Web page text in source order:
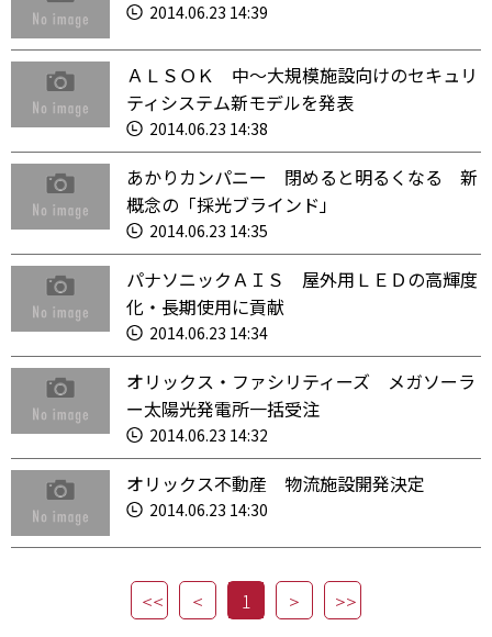
2014.06.23 14:39
ＡＬＳＯＫ 中～大規模施設向けのセキュリ
ティシステム新モデルを発表
2014.06.23 14:38
あかりカンパニー 閉めると明るくなる 新
概念の「採光ブラインド」
2014.06.23 14:35
パナソニックＡＩＳ 屋外用ＬＥＤの高輝度
化・長期使用に貢献
2014.06.23 14:34
オリックス・ファシリティーズ メガソーラ
ー太陽光発電所一括受注
2014.06.23 14:32
オリックス不動産 物流施設開発決定
2014.06.23 14:30
1